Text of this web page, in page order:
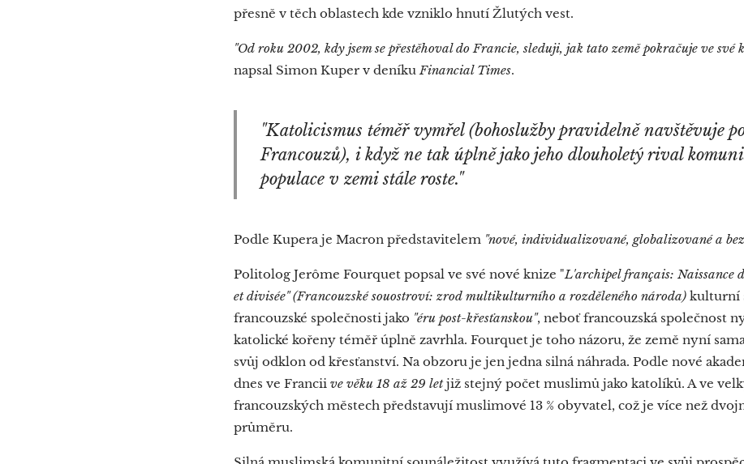
přesně v těch oblastech kde vzniklo hnutí Žlutých vest.
"Od roku 2002, kdy jsem se přestěhoval do Francie, sleduji, jak tato země pokračuje ve
napsal Simon Kuper v deníkuFinancial Times.
"Katolicismus téměř vymřel (bohoslužby pravidelně navštěvuje
Francouzů), i když ne tak úplně jako jeho dlouholetý rival
populace v zemi stále roste."
Podle Kupera je Macron představitelem "nové, individualizované, globalizované a
Politolog Jerôme Fourquet popsal ve své nové knize "L'archipel français: Naissance
et divisée" (Francouzské souostroví: zrod multikulturního a rozděleného národa)kulturní
francouzské společnosti jako "éru post-křesťanskou", neboť francouzská společnost
katolické kořeny téměř úplně zavrhla. Fourquet je toho názoru, že země nyní
svůj odklon od křesťanství. Na obzoru je jen jedna silná náhrada. Podle nové
dnes ve Francii ve věku 18 až 29 letjiž stejný počet muslimů jako katolíků. A ve
francouzských městech představují muslimové 13 % obyvatel, což je více než
průměru.